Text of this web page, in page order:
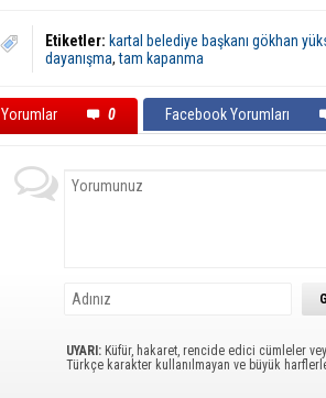
Etiketler: kartal belediye başkanı gökhan
dayanışma,tam kapanma
Yorumlar 0 Facebook Yorumları
UYARI: Küfür, hakaret, rencide edici cümleler
Türkçe karakter kullanılmayan ve büyük